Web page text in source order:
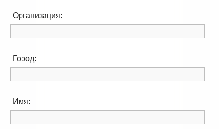
Организация:
Город:
Имя: